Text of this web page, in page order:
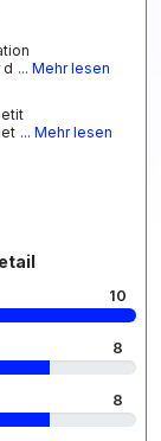
d ... Mehr lesen
... Mehr lesen
10
8
8